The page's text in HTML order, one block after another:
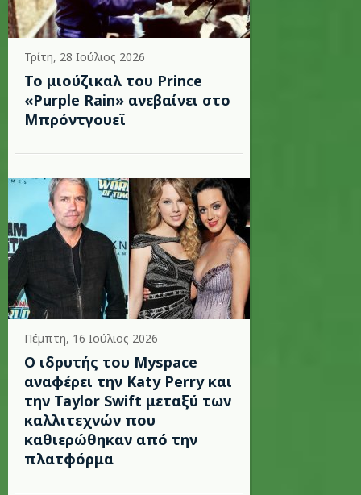
Τρίτη, 28 Ιούλιος 2026
Το μιούζικαλ του Prince
«Purple Rain» ανεβαίνει στο
Μπρόντγουεϊ
Πέμπτη, 16 Ιούλιος 2026
Ο ιδρυτής του Myspace
αναφέρει την Katy Perry και
την Taylor Swift μεταξύ των
καλλιτεχνών που
καθιερώθηκαν από την
πλατφόρμα